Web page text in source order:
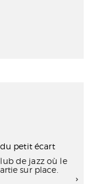
petit écart
de jazz où le
sur place.